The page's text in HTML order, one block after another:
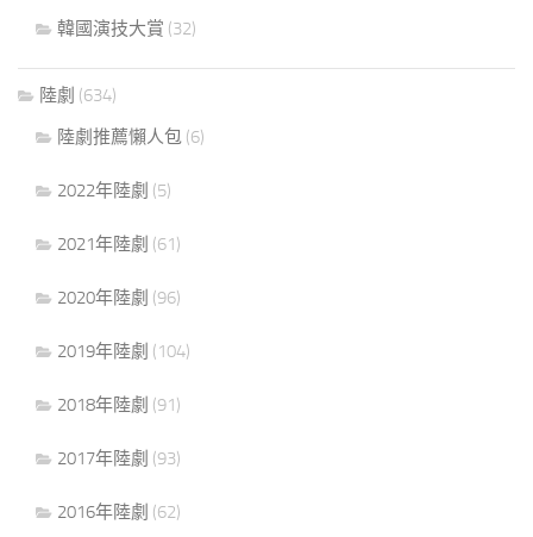
韓國演技大賞 (32)
陸劇 (634)
陸劇推薦懶人包 (6)
2022年陸劇 (5)
2021年陸劇 (61)
2020年陸劇 (96)
2019年陸劇 (104)
2018年陸劇 (91)
2017年陸劇 (93)
2016年陸劇 (62)